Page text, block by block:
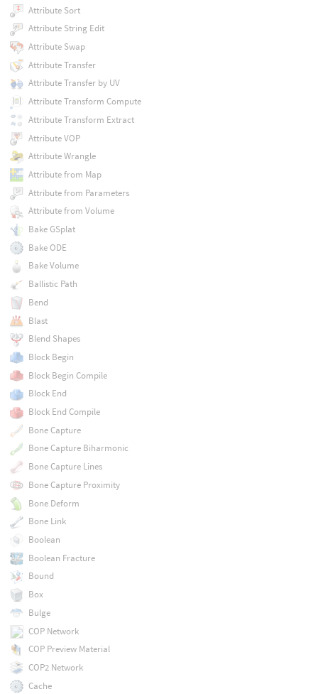
Attribute Sort
Attribute String Edit
Attribute Swap
Attribute Transfer
Attribute Transfer by UV
Attribute Transform Compute
Attribute Transform Extract
Attribute VOP
Attribute Wrangle
Attribute from Map
Attribute from Parameters
Attribute from Volume
Bake GSplat
Bake ODE
Bake Volume
Ballistic Path
Bend
Blast
Blend Shapes
Block Begin
Block Begin Compile
Block End
Block End Compile
Bone Capture
Bone Capture Biharmonic
Bone Capture Lines
Bone Capture Proximity
Bone Deform
Bone Link
Boolean
Boolean Fracture
Bound
Box
Bulge
COP Network
COP Preview Material
COP2 Network
Cache